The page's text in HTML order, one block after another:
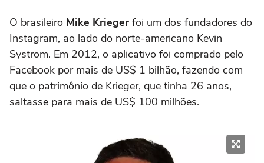
O brasileiro Mike Krieger foi um dos fundadores do
Instagram, ao lado do norte-americano Kevin
Systrom. Em 2012, o aplicativo foi comprado pelo
Facebook por mais de US$ 1 bilhão, fazendo com
que o patrimônio de Krieger, que tinha 26 anos,
saltasse para mais de US$ 100 milhões.